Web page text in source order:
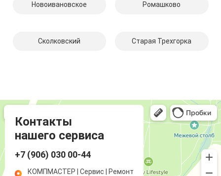
Новоивановское Ромашково
Сколковский Старая Трехгорка
Контакты
нашего сервиса
+7 (906) 030 00-44
КОМПМАСТЕР | Сервис | Ремонт
Компмастер
Ремонт аудиотехники и видеотехники в Одинцово